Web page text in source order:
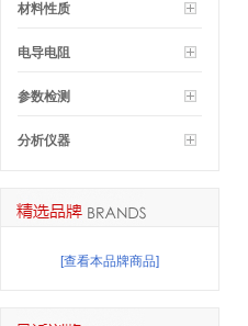
材料性质
电导电阻
参数检测
分析仪器
[查看本品牌商品]